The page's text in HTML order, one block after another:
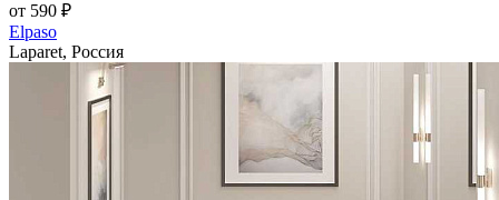
от 590 ₽
Elpaso
Laparet, Россия